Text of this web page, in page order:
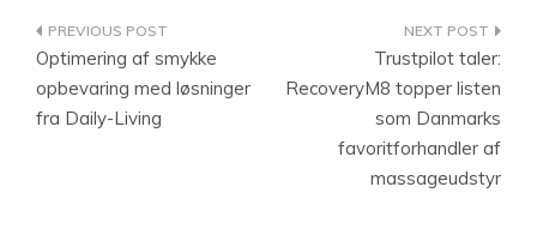
Indlægsnavigation
Optimering af smykke
opbevaring med løsninger
fra Daily-Living
Trustpilot taler:
RecoveryM8 topper listen
som Danmarks
favoritforhandler af
massageudstyr